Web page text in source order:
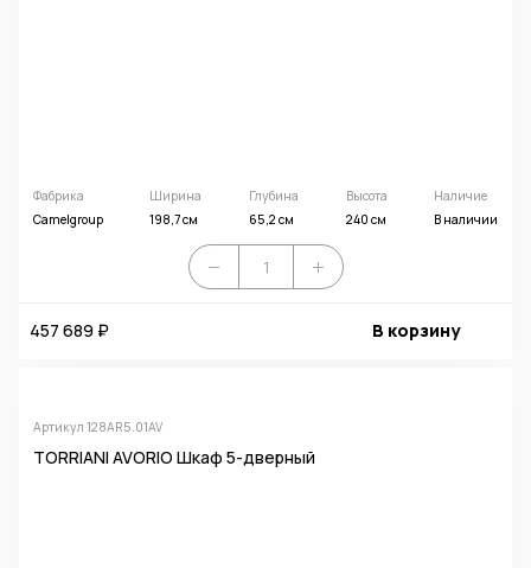
Фабрика
Camelgroup
Ширина
198,7 см
Глубина
65,2 см
Высота
240 см
Наличие
В наличии
457 689 ₽ В корзину
Артикул 128AR5.01AV
TORRIANI AVORIO Шкаф 5-дверный